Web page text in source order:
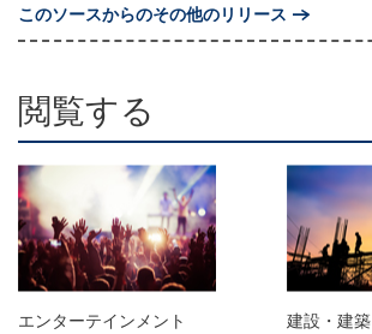
このソースからのその他のリリース
閲覧する
エンターテインメント 建設・建築